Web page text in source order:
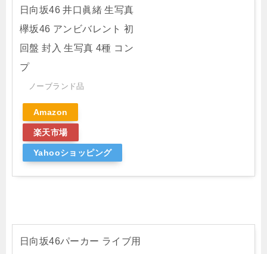
日向坂46 井口眞緒 生写真
欅坂46 アンビバレント 初
回盤 封入 生写真 4種 コン
プ
ノーブランド品
Amazon
楽天市場
Yahooショッピング
日向坂46パーカー ライブ用